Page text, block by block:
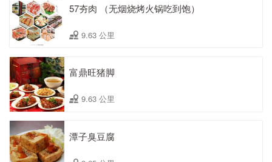
57夯肉 （无烟烧烤火锅吃到饱）
9.63 公里
富鼎旺猪脚
9.63 公里
潭子臭豆腐